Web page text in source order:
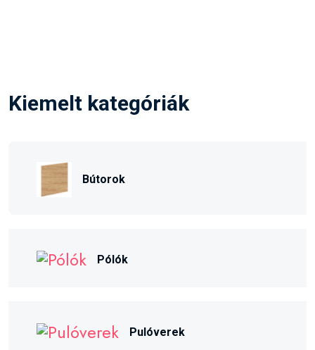
Kiemelt kategóriák
Bútorok
Pólók
Pulóverek